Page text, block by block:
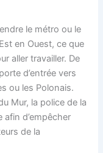
le métro ou le
en Ouest, ce que
aller travailler. De
d’entrée vers
ou les Polonais.
Mur, la police de la
afin d’empêcher
de la